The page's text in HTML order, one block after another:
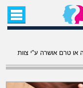
חדשות
טרם אושרה ע"י צוות